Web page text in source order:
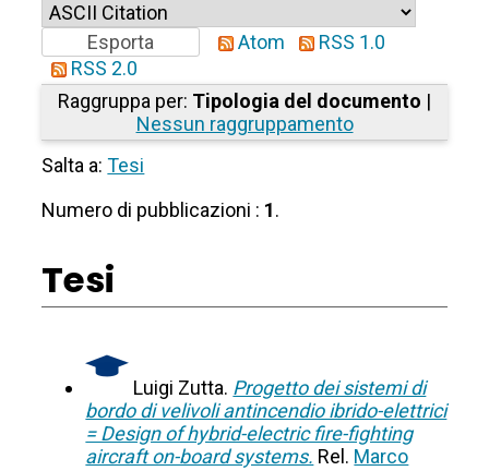
Atom
RSS 1.0
RSS 2.0
Raggruppa per: Tipologia del documento |
Nessun raggruppamento
Salta a:Tesi
Numero di pubblicazioni : 1.
Tesi
Luigi Zutta. Progetto dei sistemi di
bordo di velivoli antincendio ibrido-elettrici
= Design of hybrid-electric fire-fighting
aircraft on-board systems. Rel. Marco